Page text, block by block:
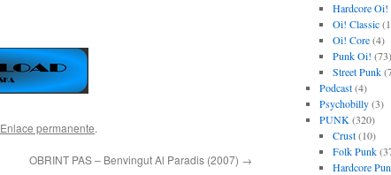
Enlace permanente.
OBRINT PAS – Benvingut Al Paradis (2007) →
Hardcore Oi!
Oi! Classic
Oi! Core(4)
Punk Oi! (73)
Street Punk
Podcast(4)
Psychobilly(3)
PUNK (320)
Crust(10)
Folk Punk
Hardcore